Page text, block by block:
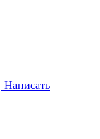
Написать